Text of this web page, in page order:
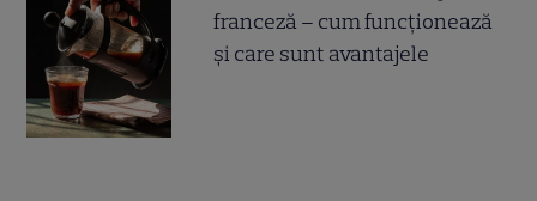
franceză – cum funcționează
și care sunt avantajele